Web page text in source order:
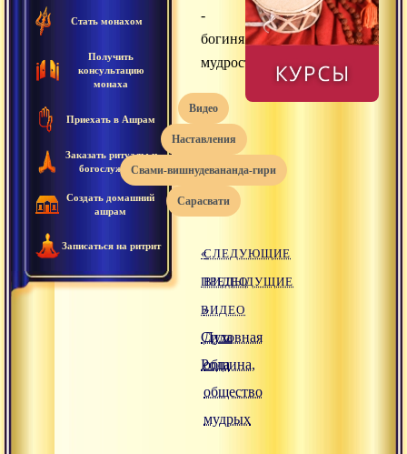
Стать монахом
Получить
консультацию
монаха
Приехать в Ашрам
Заказать ритуалы и
богослужения
Создать домашний
ашрам
Записаться на ритрит
-
богиня
мудрости"
видео
наставления
свами-вишнудевананда-гири
сарасвати
«
ПРЕДЫДУЩИЕ
ВИДЕО
Сила
Рода
СЛЕДУЮЩИЕ
ВИДЕО
»
Духовная
община,
общество
мудрых